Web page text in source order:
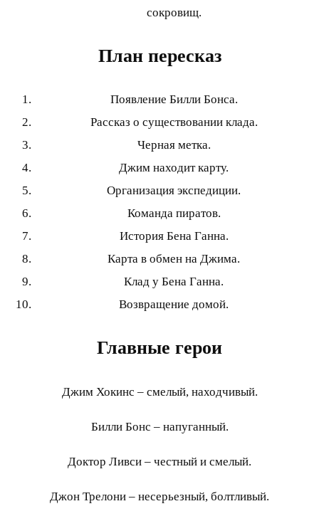
сокровищ.
План пересказ
Появление Билли Бонса.
Рассказ о существовании клада.
Черная метка.
Джим находит карту.
Организация экспедиции.
Команда пиратов.
История Бена Ганна.
Карта в обмен на Джима.
Клад у Бена Ганна.
Возвращение домой.
Главные герои
Джим Хокинс – смелый, находчивый.
Билли Бонс – напуганный.
Доктор Ливси – честный и смелый.
Джон Трелони – несерьезный, болтливый.